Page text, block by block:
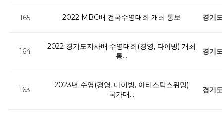
165 2022 MBC배 전국수영대회 개최 통보 경기
164
2022 경기도지사배 수영대회(경영, 다이빙) 개최
통…
경기
163
2023년 수영(경영, 다이빙, 아티스틱스위밍)
국가대…
경기